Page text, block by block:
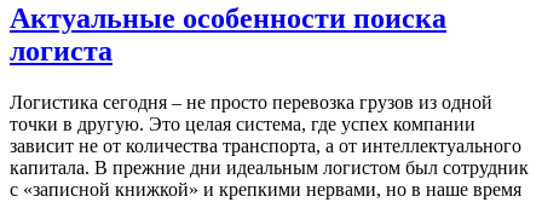
Актуальные особенности поиска
логиста
Логистика сегодня – не просто перевозка грузов из одной
точки в другую. Это целая система, где успех компании
зависит не от количества транспорта, а от интеллектуального
капитала. В прежние дни идеальным логистом был сотрудник
с «записной книжкой» и крепкими нервами, но в наше время